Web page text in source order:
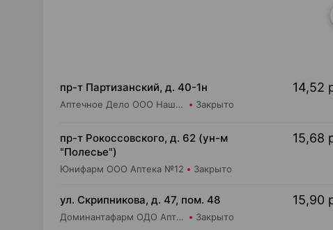
пр-т Партизанский, д. 40-1н
Аптечное Дело ООО Наша Аптека №4 Закрыто
14,52
пр-т Рокоссовского, д. 62 (ун-м
"Полесье")
Юнифарм ООО Аптека №12 Закрыто
15,68
ул. Скрипникова, д. 47, пом. 48
Доминантафарм ОДО Аптека №33 Закрыто
15,90